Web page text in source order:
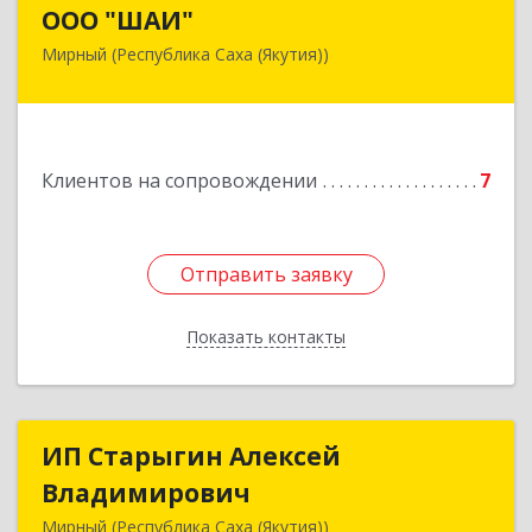
ООО "ШАИ"
Мирный (Республика Саха (Якутия))
Клиентов на сопровождении 7
Отправить заявку
Показать контакты
678175, Республика Саха (Якутия), у.
Подробнее
Отправить заявку
Назад
ИП Старыгин Алексей
Владимирович
Мирный (Республика Саха (Якутия))
ИП Старыгин Алексей